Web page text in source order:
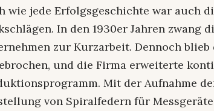
wie jede Erfolgsgeschichte war auch
In den 1930er Jahren zwang
zur Kurzarbeit. Dennoch
und die Firma erweiterte
Mit der Aufnahme
von Spiralfedern für Messgeräte